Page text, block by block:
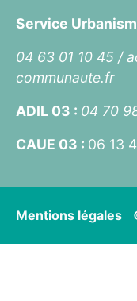
Service
04 63 01 10 45 /
communaute.fr
ADIL 03 : 04 70
CAUE 03 : 06 13
Mentions légales